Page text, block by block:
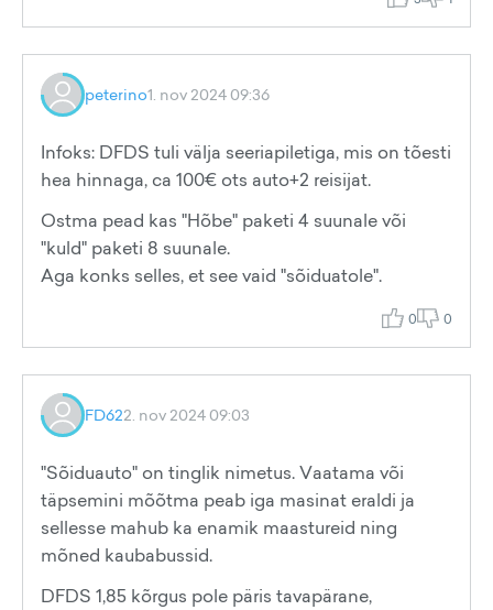
peterino1. nov 2024 09:36
Infoks: DFDS tuli välja seeriapiletiga, mis on tõesti
hea hinnaga, ca 100€ ots auto+2 reisijat.
Ostma pead kas "Hõbe" paketi 4 suunale või
"kuld" paketi 8 suunale.
Aga konks selles, et see vaid "sõiduatole".
0 0
FD622. nov 2024 09:03
"Sõiduauto" on tinglik nimetus. Vaatama või
täpsemini mõõtma peab iga masinat eraldi ja
sellesse mahub ka enamik maastureid ning
mõned kaubabussid.
DFDS 1,85 kõrgus pole päris tavapärane,